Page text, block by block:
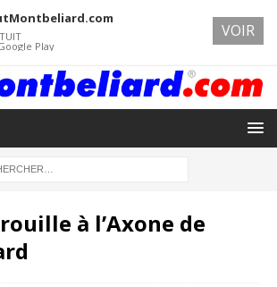
à l’Axone de
Play
VOIR